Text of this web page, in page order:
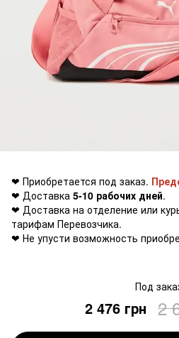
❤ Приобретается под заказ.
❤ Доставка 5-10 рабочих дней.
❤ Доставка на отделение или
тарифам Перевозчика.
❤ Не упусти возможность
Под
2 476 грн 2